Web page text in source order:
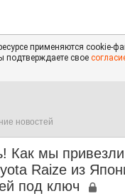
применяются cookie-
подтверждаете свое
новостей
Как мы привезли
Raize из
под ключ